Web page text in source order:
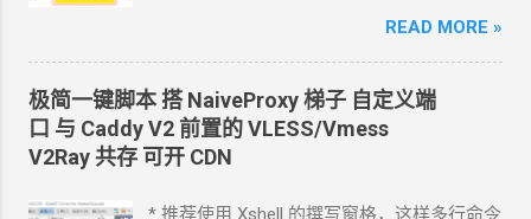
API token 关键注意权限 Account.API
token 有 Account.API Tokens, User.API
Tokens 的权限
cfut_*************************************
*********** 在你自己的 .env 文件中保存好
https://blog.icdyct.nyc.mn/2026/07/cloudflare
-worker-rss.html 有时, 你需要 Agent 代替你
照着教程设置一些 worker 或者 KV 或者
等 比如, <ShareX 将图片上传到 R2
通过 S3 上传器>
r2-s3.html 上面这些操作都需要一个前提, 你
READ MORE »
极简一键脚本 搭 NaiveProxy梯子 自定义端
口 与 Caddy V2 前置的VLESS/Vmess
V2Ray共存 可开 CDN
* 推荐使用 Xshell 的撰写窗格，这样多行命令